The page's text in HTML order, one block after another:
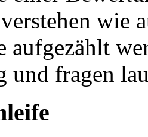
wie
aufgezählt
und fragen